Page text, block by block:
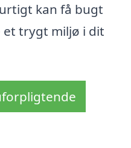
kan få bugt
trygt miljø i dit